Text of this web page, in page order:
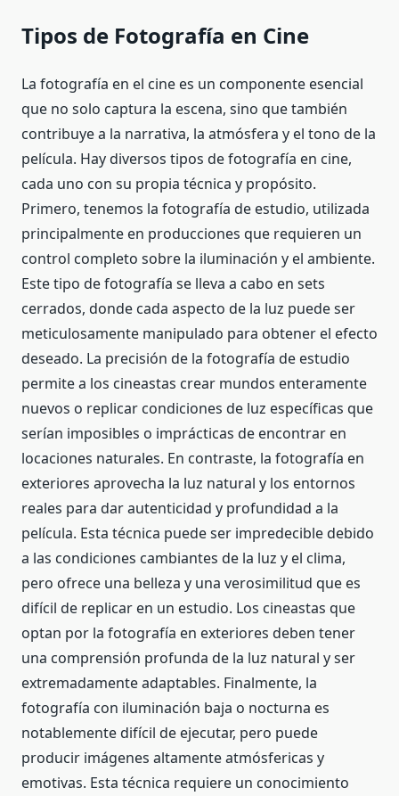
Tipos de Fotografía en Cine
La fotografía en el cine es un componente esencial
que no solo captura la escena, sino que también
contribuye a la narrativa, la atmósfera y el tono de la
película. Hay diversos tipos de fotografía en cine,
cada uno con su propia técnica y propósito.
Primero, tenemos la fotografía de estudio, utilizada
principalmente en producciones que requieren un
control completo sobre la iluminación y el ambiente.
Este tipo de fotografía se lleva a cabo en sets
cerrados, donde cada aspecto de la luz puede ser
meticulosamente manipulado para obtener el efecto
deseado. La precisión de la fotografía de estudio
permite a los cineastas crear mundos enteramente
nuevos o replicar condiciones de luz específicas que
serían imposibles o imprácticas de encontrar en
locaciones naturales. En contraste, la fotografía en
exteriores aprovecha la luz natural y los entornos
reales para dar autenticidad y profundidad a la
película. Esta técnica puede ser impredecible debido
a las condiciones cambiantes de la luz y el clima,
pero ofrece una belleza y una verosimilitud que es
difícil de replicar en un estudio. Los cineastas que
optan por la fotografía en exteriores deben tener
una comprensión profunda de la luz natural y ser
extremadamente adaptables. Finalmente, la
fotografía con iluminación baja o nocturna es
notablemente difícil de ejecutar, pero puede
producir imágenes altamente atmósfericas y
emotivas. Esta técnica requiere un conocimiento